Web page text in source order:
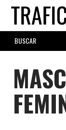
Skip
main
content
SEARCH
FORM